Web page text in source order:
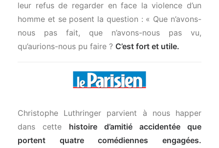
leur refus de regarder en face la violence d’un
homme et se posent la question : « Que n’avons-
nous pas fait, que n’avons-nous pas vu,
qu’aurions-nous pu faire ? C’est fort et utile.
Christophe Luthringer parvient à nous happer
dans cette histoire d’amitié accidentée que
portent quatre comédiennes engagées.